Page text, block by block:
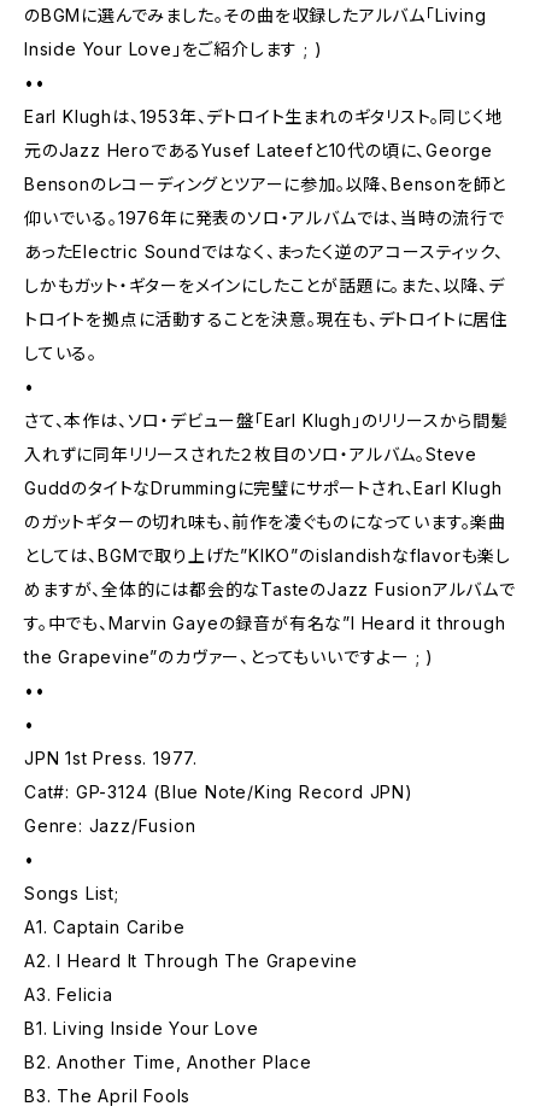
のBGMに選んでみました。その曲を収録したアルバム「Living
Inside Your Love」をご紹介します ; )
••
Earl Klughは、1953年、デトロイト生まれのギタリスト。同じく地
元のJazz HeroであるYusef Lateefと10代の頃に、George
Bensonのレコーディングとツアーに参加。以降、Bensonを師と
仰いでいる。1976年に発表のソロ・アルバムでは、当時の流行で
あったElectric Soundではなく、まったく逆のアコースティック、
しかもガット・ギターをメインにしたことが話題に。また、以降、デ
トロイトを拠点に活動することを決意。現在も、デトロイトに居住
している。
•
さて、本作は、ソロ・デビュー盤「Earl Klugh」のリリースから間髪
入れずに同年リリースされた２枚目のソロ・アルバム。Steve
GuddのタイトなDrummingに完璧にサポートされ、Earl Klugh
のガットギターの切れ味も、前作を凌ぐものになっています。楽曲
としては、BGMで取り上げた”KIKO”のislandishなflavorも楽し
めますが、全体的には都会的なTasteのJazz Fusionアルバムで
す。中でも、Marvin Gayeの録音が有名な”I Heard it through
the Grapevine”のカヴァー、とってもいいですよー ; )
••
•
JPN 1st Press. 1977.
Cat#: GP-3124 (Blue Note/King Record JPN)
Genre: Jazz/Fusion
•
Songs List;
A1. Captain Caribe
A2. I Heard It Through The Grapevine
A3. Felicia
B1. Living Inside Your Love
B2. Another Time, Another Place
B3. The April Fools